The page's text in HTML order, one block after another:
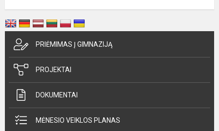
PRIĖMIMAS Į GIMNAZIJĄ
PROJEKTAI
DOKUMENTAI
MĖNESIO VEIKLOS PLANAS